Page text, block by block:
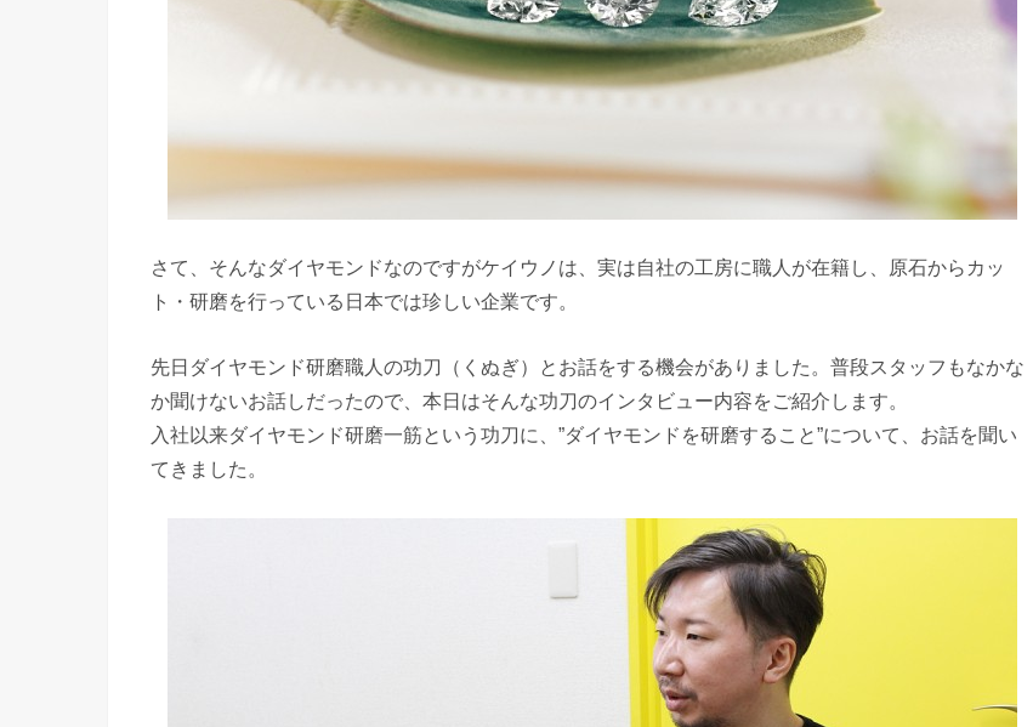
さて、そんなダイヤモンドなのですがケイウノは、実は自社の工房に職人が在籍し、原石からカッ
ト・研磨を行っている日本では珍しい企業です。
先日ダイヤモンド研磨職人の功刀（くぬぎ）とお話をする機会がありました。普段スタッフもなかな
か聞けないお話しだったので、本日はそんな功刀のインタビュー内容をご紹介します。
入社以来ダイヤモンド研磨一筋という功刀に、”ダイヤモンドを研磨すること”について、お話を聞い
てきました。